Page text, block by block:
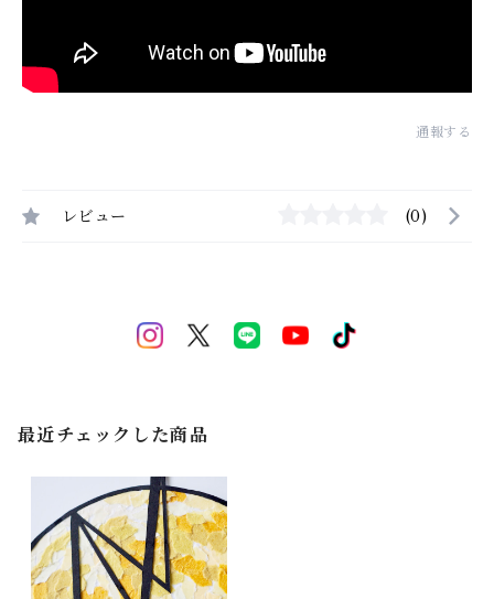
通報する
レビュー (0)
最近チェックした商品